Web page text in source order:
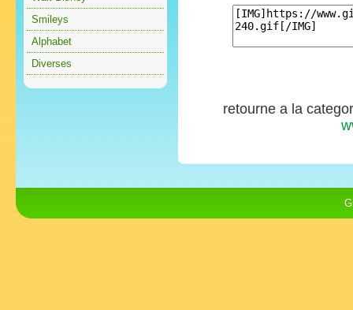
Smileys
Alphabet
Diverses
retourne a la